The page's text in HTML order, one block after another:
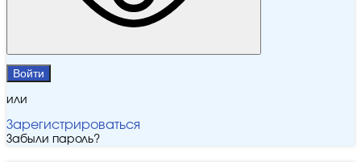
Войти
или
Зарегистрироваться
Забыли пароль?